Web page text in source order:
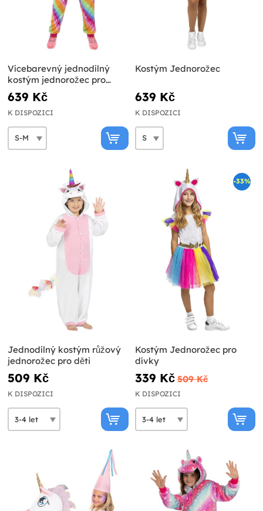
Vícebarevný jednodílný
kostým jednorožec pro
dospělé
639 Kč
K DISPOZICI
Kostým Jednorožec
639 Kč
K DISPOZICI
Jednodílný kostým růžový
jednorožec pro děti
509 Kč
K DISPOZICI
-33%
Kostým Jednorožec pro
dívky
339 Kč 509 Kč
K DISPOZICI